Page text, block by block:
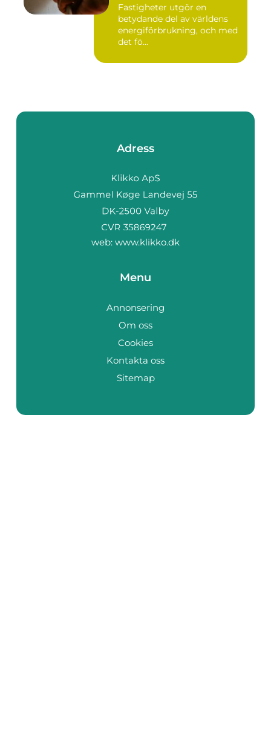
Fastigheter utgör en
betydande del av världens
energiförbrukning, och med
det fö...
Adress
web: www.klikko.dk
Menu
Annonsering
Om oss
Cookies
Kontakta oss
Sitemap